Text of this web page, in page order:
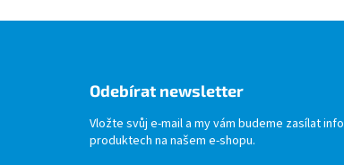
Odebírat newsletter
Vložte svůj e-mail a my vám budeme zasílat
produktech na našem e-shopu.